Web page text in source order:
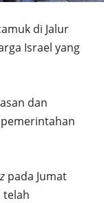
di Jalur
Israel yang
dan
pada Jumat
telah